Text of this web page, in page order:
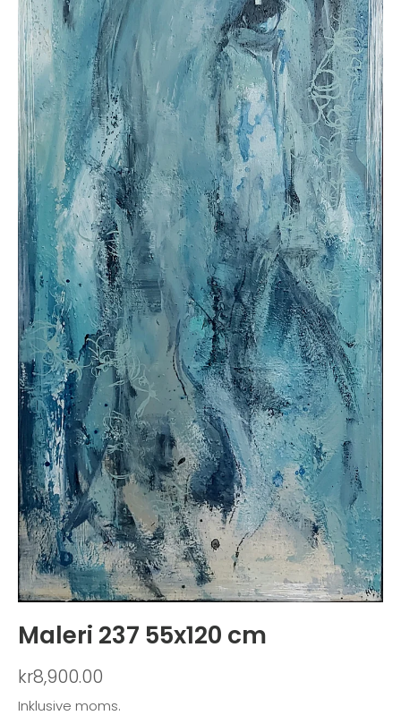
Maleri 237 55x120 cm
kr8,900.00
Inklusive moms.